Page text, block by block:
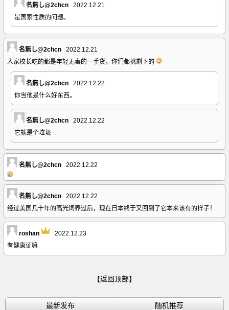
名無し@2chcn
2022.12.21
是国家性质的问题。
名無し@2chcn
2022.12.21
人家校长吃的都是年轻无毒的一手货，你们都挑剩下的
名無し@2chcn
2022.12.22
你当他是什么好东西。
名無し@2chcn
2022.12.22
它就是个垃圾
名無し@2chcn 2022.12.22
名無し@2chcn
2022.12.22
经过美国几十年的高光饲养过后，现在日本终于又回到了它本来该有的样子！
roshan
2022.12.23
有健康证嘛
【返回顶部】
最新发布 随机推荐